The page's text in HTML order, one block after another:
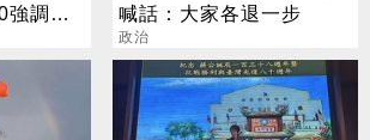
強調政
喊話：大家各退一步
政治